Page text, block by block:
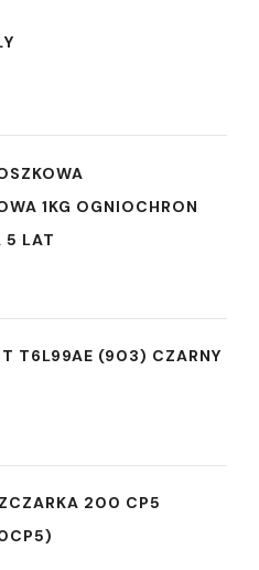
1KG OGNIOCHRON
5 LAT
T6L99AE (903) CZARNY
200 CP5